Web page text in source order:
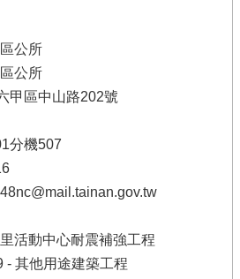
公所
公所
甲區中山路202號
分機507
活動中心耐震補強工程
- 其他用途建築工程